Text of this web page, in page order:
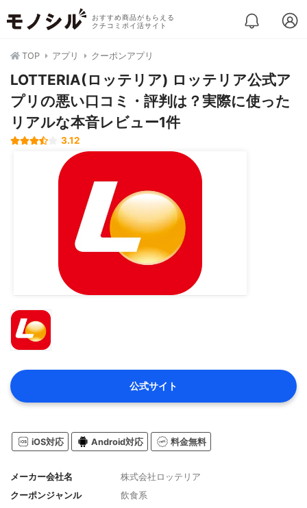
おすすめ商品がもらえる
クチコミポイ活サイト
TOP アプリ クーポンアプリ
LOTTERIA(ロッテリア) ロッテリア公式ア
プリの悪い口コミ・評判は？実際に使った
リアルな本音レビュー1件
3.12
公式サイト
iOS対応 Android対応 料金無料
メーカー会社名
株式会社ロッテリア
クーポンジャンル
飲食系